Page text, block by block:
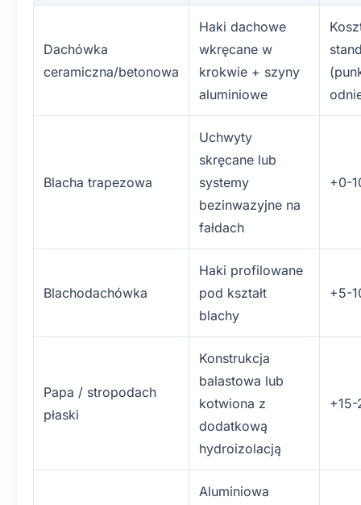
Dachówka
ceramiczna/betonowa
Haki dachowe
wkręcane w
krokwie + szyny
aluminiowe
Blacha trapezowa
Uchwyty
skręcane lub
systemy
bezinwazyjne na
fałdach
+0-
Blachodachówka
Haki profilowane
pod kształt
blachy
+5-
Papa / stropodach
płaski
Konstrukcja
balastowa lub
kotwiona z
dodatkową
hydroizolacją
Aluminiowa